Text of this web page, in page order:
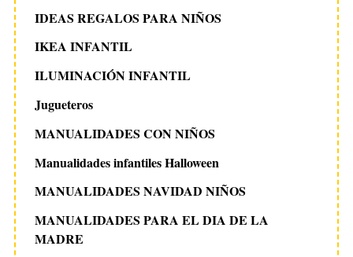
IDEAS REGALOS PARA NIÑOS
IKEA INFANTIL
ILUMINACIÓN INFANTIL
Jugueteros
MANUALIDADES CON NIÑOS
Manualidades infantiles Halloween
MANUALIDADES NAVIDAD NIÑOS
MANUALIDADES PARA EL DIA DE LA
MADRE